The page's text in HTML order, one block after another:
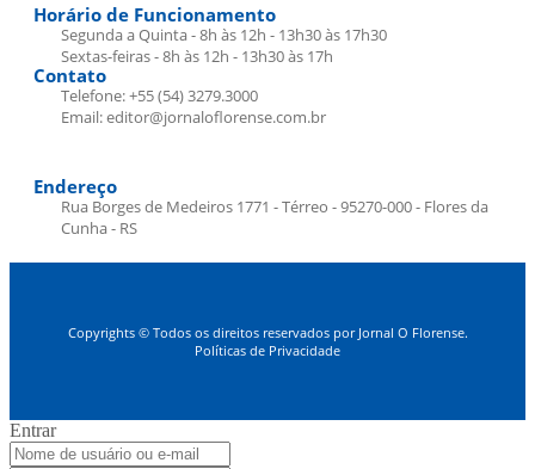
Horário de Funcionamento
Segunda a Quinta - 8h às 12h - 13h30 às 17h30
Sextas-feiras - 8h às 12h - 13h30 às 17h
Contato
Telefone: +55 (54) 3279.3000
Email: editor@jornaloflorense.com.br
Endereço
Rua Borges de Medeiros 1771 - Térreo - 95270-000 - Flores da
Cunha - RS
Copyrights © Todos os direitos reservados por Jornal O Florense.
Políticas de Privacidade
Entrar